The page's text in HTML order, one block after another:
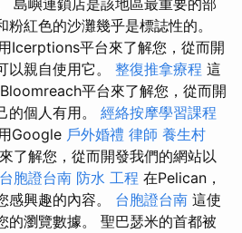
島嶼連鎖店是該地區最重要的部
紅色的沙灘幾乎是標誌性的。
Icerptions平台來了解您，從而開
以親自使用它。 整復推拿療程 這
平台來了解您，從而開
的個人有用。 經絡按摩學習課程
Google 戶外婚禮 律師 養生村
了解您，從而開發我們的網站以
台胞證台南 防水 工程 在Pelican，
感興趣的內容。 台胞證台南 這使
的瀏覽數據。 聖巴瑟米的首都被